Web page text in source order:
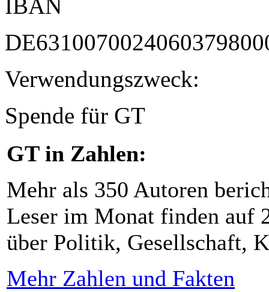
IBAN
Verwendungszweck:
Spende für GT
GT in Zahlen:
Mehr als 350 Autoren
Leser im Monat finden auf
über Politik, Gesellschaft,
Mehr Zahlen und Fakten